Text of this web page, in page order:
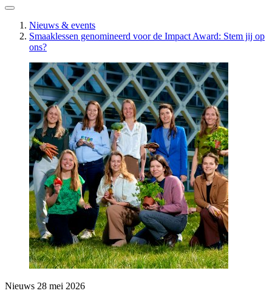
Nieuws & events
Smaaklessen genomineerd voor de Impact Award: Stem jij op
ons?
Nieuws 28 mei 2026